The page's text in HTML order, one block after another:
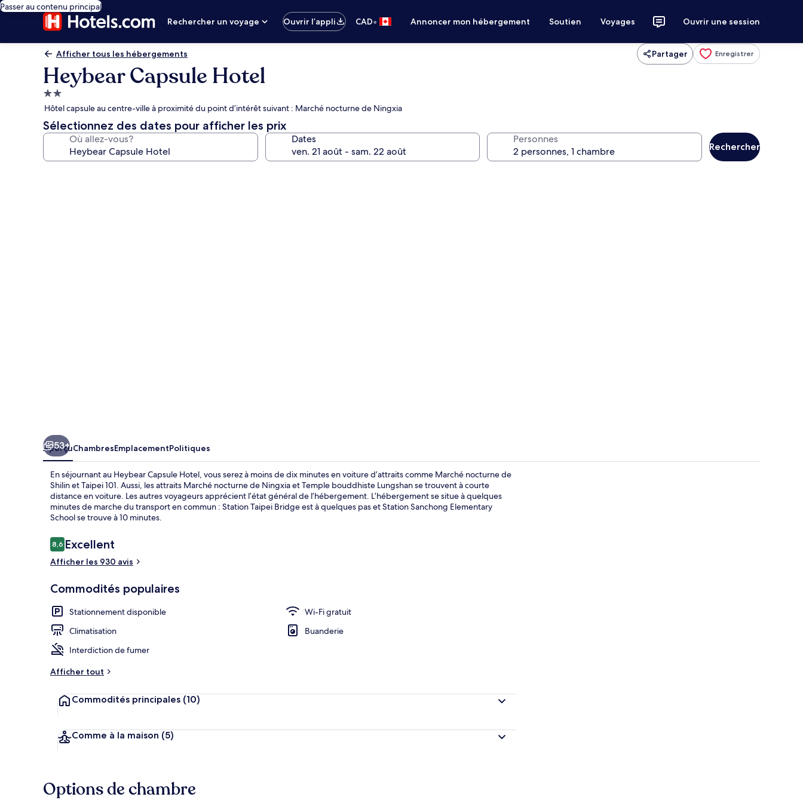
Passer au contenu principal
Rechercher un voyage
Ouvrir l’appli CAD• Annoncer mon hébergement Soutien Voyages Ouvrir une session
Afficher tous les hébergements Partager Enregistrer
Heybear Capsule Hotel
Hébergement
2.0 étoiles
Hôtel capsule au centre-ville à proximité du point d’intérêt suivant : Marché nocturne de Ningxia
Sélectionnez des dates pour afficher les prix
Où allez-vous? Dates Personnes
Rechercher
Accès au Wi-Fi (inclus), literie fournie
53+
AperçuChambresEmplacementPolitiques
En séjournant au Heybear Capsule Hotel, vous serez à moins de dix minutes en voiture d’attraits comme Marché nocturne de
Shilin et Taipei 101. Aussi, les attraits Marché nocturne de Ningxia et Temple bouddhiste Lungshan se trouvent à courte
distance en voiture. Les autres voyageurs apprécient l’état général de l’hébergement. L’hébergement se situe à quelques
minutes de marche du transport en commun : Station Taipei Bridge est à quelques pas et Station Sanchong Elementary
School se trouve à 10 minutes.
Avis
8,68,6 sur 10 –
Excellent
Afficher les 930 avis
Commodités populaires
Stationnement disponible
Wi-Fi gratuit
Climatisation
Buanderie
Interdiction de fumer
Afficher tout
Commodités principales (10)
Comme à la maison (5)
Options de chambre